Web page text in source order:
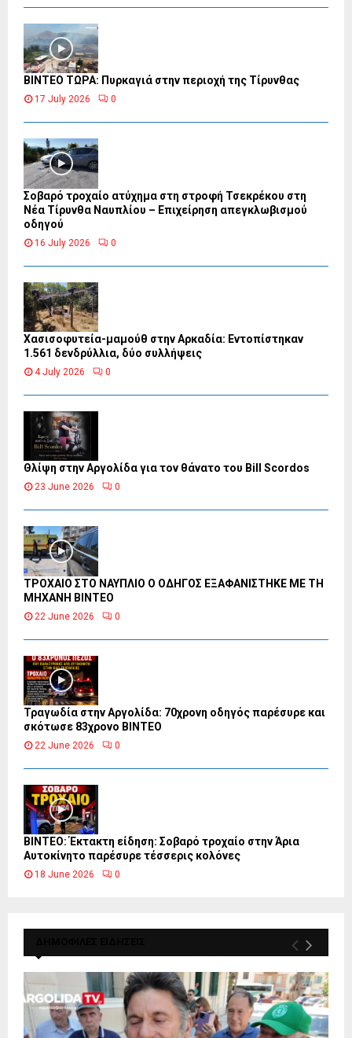
ΒΙΝΤΕΟ ΤΩΡΑ: Πυρκαγιά στην περιοχή της Τίρυνθας
17 July 2026 0
Σοβαρό τροχαίο ατύχημα στη στροφή Τσεκρέκου στη
Νέα Τίρυνθα Ναυπλίου – Επιχείρηση απεγκλωβισμού
οδηγού
16 July 2026 0
Χασισοφυτεία-μαμούθ στην Αρκαδία: Εντοπίστηκαν
1.561 δενδρύλλια, δύο συλλήψεις
4 July 2026 0
Θλίψη στην Αργολίδα για τον θάνατο του Bill Scordos
23 June 2026 0
ΤΡΟΧΑΙΟ ΣΤΟ ΝΑΥΠΛΙΟ Ο ΟΔΗΓΟΣ ΕΞΑΦΑΝΙΣΤΗΚΕ ΜΕ ΤΗ
ΜΗΧΑΝΗ ΒΙΝΤΕΟ
22 June 2026 0
Τραγωδία στην Αργολίδα: 70χρονη οδηγός παρέσυρε και
σκότωσε 83χρονο ΒΙΝΤΕΟ
22 June 2026 0
ΒΙΝΤΕΟ: Έκτακτη είδηση: Σοβαρό τροχαίο στην Άρια
Αυτοκίνητο παρέσυρε τέσσερις κολόνες
18 June 2026 0